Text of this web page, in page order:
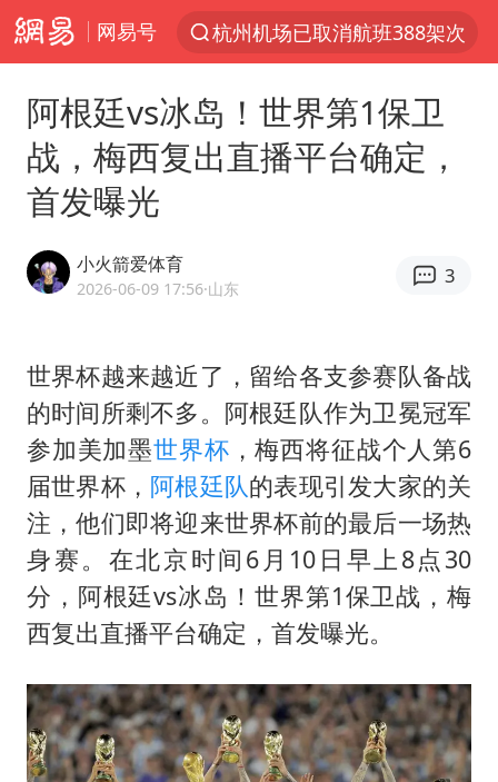
网易号
上半年我国经营主体结构持续优化
《披荆斩棘2026》阵容官宣
以军士兵把枪口对准中国记者
韩军前线部队连曝丑闻
女子发现前夫婚内与第三者育子
《龙餐馆》 冲奖
笔试第一被劝弃考涉事副校长被撤职
构建更高水平的全民健身公共服务体系
挡“张雪机车”民进党当局怕什么
香港高温刷新历史纪录
中国第1高楼阻尼器摆动明显
奋力开创中国式现代化建设新局面
阿根廷vs冰岛！世界第1保卫
战，梅西复出直播平台确定，
首发曝光
小火箭爱体育
2026-06-09 17:56·山东
3
世界杯越来越近了，留给各支参赛队备战
的时间所剩不多。阿根廷队作为卫冕冠军
参加美加墨世界杯 ，梅西将征战个人第6
届世界杯， 阿根廷队的表现引发大家的关
注，他们即将迎来世界杯前的最后一场热
身赛。在北京时间6月10日早上8点30
分，阿根廷vs冰岛！世界第1保卫战，梅
西复出直播平台确定，首发曝光。